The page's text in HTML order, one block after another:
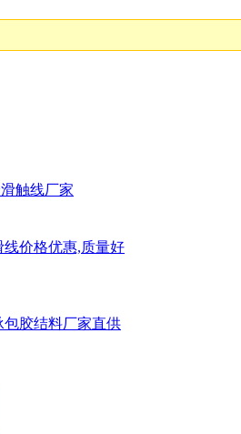
触线厂家
价格优惠,质量好
胶结料厂家直供